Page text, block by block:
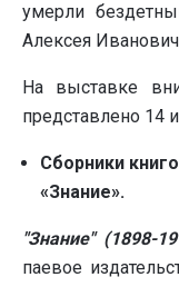
умерли
Алексея
На выставке
представлено 14
Сборники
«Знание».
"Знание" (1898-
паевое